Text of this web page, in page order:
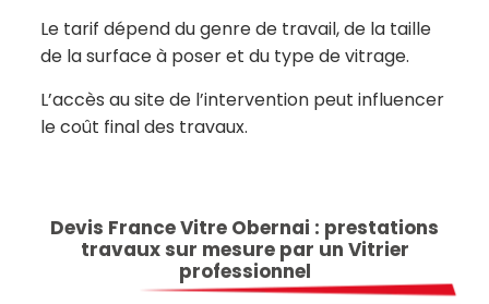
Le tarif dépend du genre de travail, de la taille
de la surface à poser et du type de vitrage.
L’accès au site de l’intervention peut influencer
le coût final des travaux.
Devis France Vitre Obernai : prestations
travaux sur mesure par un Vitrier
professionnel